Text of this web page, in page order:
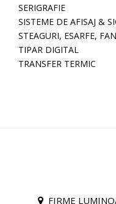
SERIGRAFIE
SISTEME DE AFISAJ &
STEAGURI, ESARFE,
TIPAR DIGITAL
TRANSFER TERMIC
FIRME